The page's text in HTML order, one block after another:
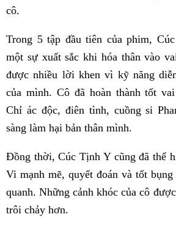
cô.
Trong 5 tập đầu tiên của phim,
một sự xuất sắc khi hóa thân vào
được nhiều lời khen vì kỹ năng
của mình. Cô đã hoàn thành tốt
Chỉ ác độc, điên tình, cuồng si
sàng làm hại bản thân mình.
Đồng thời, Cúc Tịnh Y cũng đã thể
Vi mạnh mẽ, quyết đoán và tốt
quanh. Những cảnh khóc của cô
trôi chảy hơn.